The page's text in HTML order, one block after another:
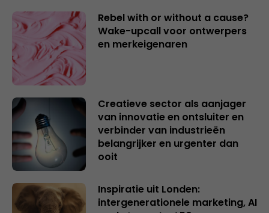
Rebel with or without a cause?
Wake-upcall voor ontwerpers
en merkeigenaren
Creatieve sector als aanjager
van innovatie en ontsluiter en
verbinder van industrieën
belangrijker en urgenter dan
ooit
Inspiratie uit Londen:
intergenerationele marketing, AI